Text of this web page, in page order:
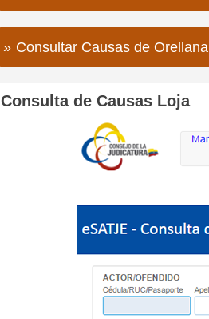
Consultar Causas de Orellana
Consulta de Causas Loja